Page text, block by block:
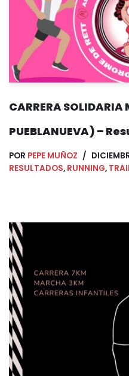
CARRERA SOLIDARIA
PUEBLANUEVA) –
POR PEPE MUÑOZ
RESULTADOS, RUNNING,